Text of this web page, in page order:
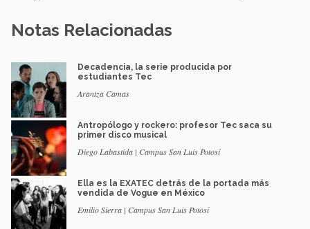
Notas Relacionadas
Decadencia, la serie producida por
estudiantes Tec
Arantza Camas
Antropólogo y rockero: profesor Tec saca su
primer disco musical
Diego Labastida | Campus San Luis Potosí
Ella es la EXATEC detrás de la portada más
vendida de Vogue en México
Emilio Sierra | Campus San Luis Potosí